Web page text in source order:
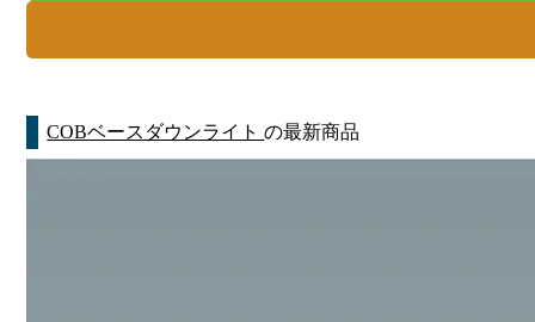
COBベースダウンライトの最新商品